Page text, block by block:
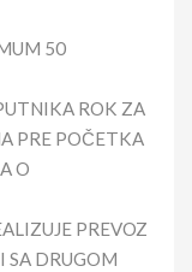
50
ROK ZA
PRE POČETKA
O
PREVOZ
SA DRUGOM